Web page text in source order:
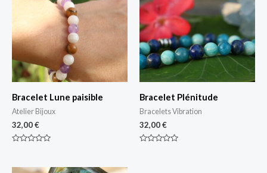
Bracelet Lune paisible
Atelier Bijoux
32,00€
Bracelet Plénitude
Bracelets Vibration
32,00€